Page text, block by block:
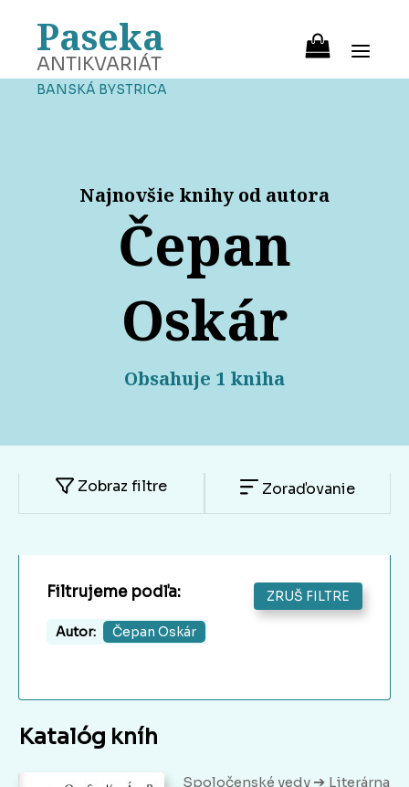
Paseka
ANTIKVARIÁT
BANSKÁ BYSTRICA
Najnovšie knihy od autora
Čepan
Oskár
Obsahuje 1 kniha
Zobraz filtre Zoraďovanie
Filtrujeme podľa: ZRUŠ FILTRE
Autor: Čepan Oskár
Katalóg kníh
Spoločenské vedy ➔ Literárna